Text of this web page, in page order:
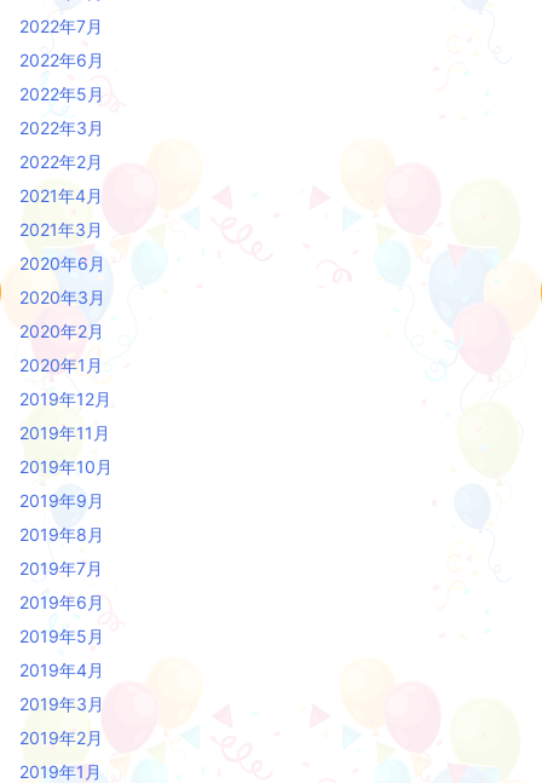
2022年7月
2022年6月
2022年5月
2022年3月
2022年2月
2021年4月
2021年3月
2020年6月
2020年3月
2020年2月
2020年1月
2019年12月
2019年11月
2019年10月
2019年9月
2019年8月
2019年7月
2019年6月
2019年5月
2019年4月
2019年3月
2019年2月
2019年1月